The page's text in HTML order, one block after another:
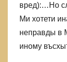
вред):…Но
Ми хотети
неправды в
иному